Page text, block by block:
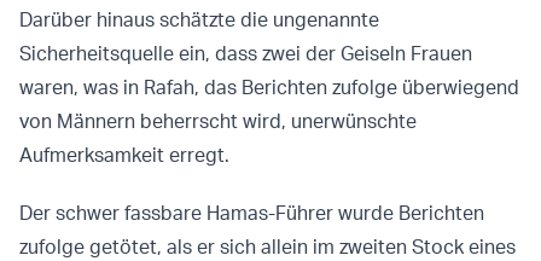
Darüber hinaus schätzte die ungenannte
Sicherheitsquelle ein, dass zwei der Geiseln Frauen
waren, was in Rafah, das Berichten zufolge überwiegend
von Männern beherrscht wird, unerwünschte
Aufmerksamkeit erregt.
Der schwer fassbare Hamas-Führer wurde Berichten
zufolge getötet, als er sich allein im zweiten Stock eines